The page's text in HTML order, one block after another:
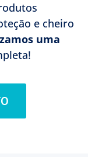
e cheiro
uma